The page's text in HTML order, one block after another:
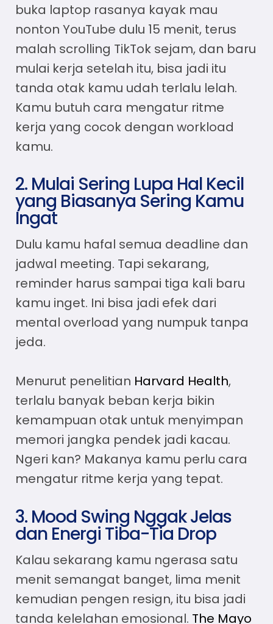
buka laptop rasanya kayak mau
nonton YouTube dulu 15 menit, terus
malah scrolling TikTok sejam, dan baru
mulai kerja setelah itu, bisa jadi itu
tanda otak kamu udah terlalu lelah.
Kamu butuh cara mengatur ritme
kerja yang cocok dengan workload
kamu.
2. Mulai Sering Lupa Hal Kecil
yang Biasanya Sering Kamu
Ingat
Dulu kamu hafal semua deadline dan
jadwal meeting. Tapi sekarang,
reminder harus sampai tiga kali baru
kamu inget. Ini bisa jadi efek dari
mental overload yang numpuk tanpa
jeda.
Menurut penelitian Harvard Health,
terlalu banyak beban kerja bikin
kemampuan otak untuk menyimpan
memori jangka pendek jadi kacau.
Ngeri kan? Makanya kamu perlu cara
mengatur ritme kerja yang tepat.
3. Mood Swing Nggak Jelas
dan Energi Tiba-Tia Drop
Kalau sekarang kamu ngerasa satu
menit semangat banget, lima menit
kemudian pengen resign, itu bisa jadi
tanda kelelahan emosional. The Mayo